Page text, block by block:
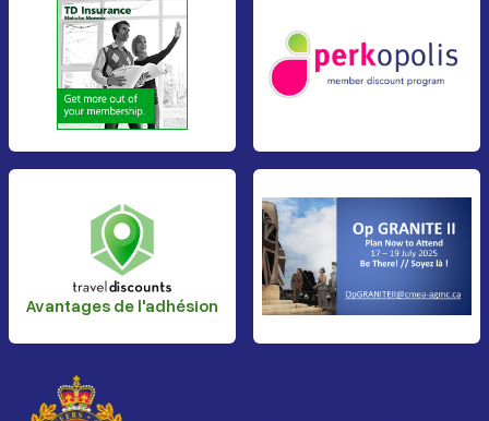
Avantages de l'adhésion